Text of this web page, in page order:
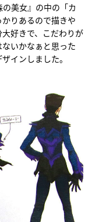
美女』の中の「カ
りあるので描きや
好きで、こだわりが
いかなぁと思った
インしました。